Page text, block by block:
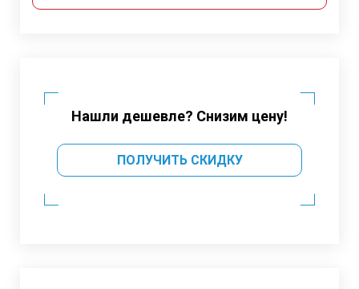
Нашли дешевле? Снизим цену!
ПОЛУЧИТЬ СКИДКУ